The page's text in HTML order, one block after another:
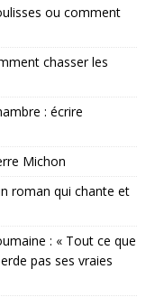
ou comment
chasser les
: écrire
Michon
roman qui chante et
: « Tout ce que
pas ses vraies